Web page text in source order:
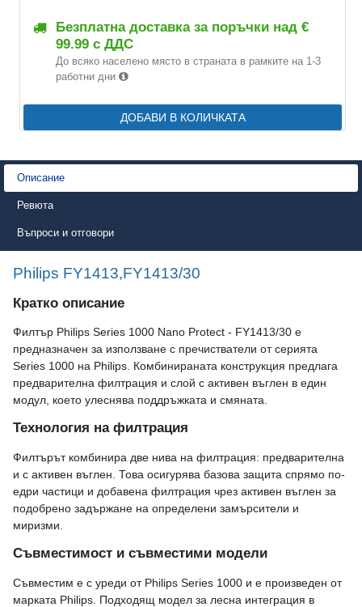
Безплатна доставка за поръчки над €
99.99 с ДДС
До всяко населено място в страната в рамките на 1-3
работни дни
ДОБАВИ В КОЛИЧКАТА
Описание
Ревюта
Въпроси и отговори
Philips FY1413,FY1413/30
Кратко описание
Филтър Philips Series 1000 Nano Protect - FY1413/30 е
предназначен за използване с пречистватели от серията
Series 1000 на Philips. Комбинираната конструкция предлага
предварителна филтрация и слой с активен въглен в един
модул, което улеснява поддръжката и смяната.
Технология на филтрация
Филтърът комбинира две нива на филтрация: предварителна
и с активен въглен. Това осигурява базова защита спрямо по-
едри частици и добавена филтрация чрез активен въглен за
подобрено задържане на определени замърсители и
миризми.
Съвместимост и съвместими модели
Съвместим е с уреди от Philips Series 1000 и е произведен от
марката Philips. Подходящ модел за лесна интеграция в